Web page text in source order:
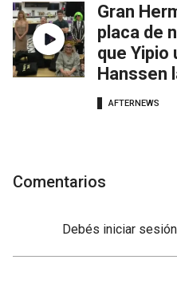
Gran
placa de
que Yipio
Hanssen
AFTERNEWS
Comentarios
Debés iniciar sesión